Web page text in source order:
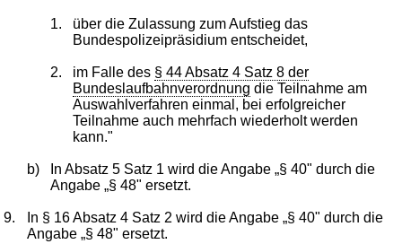
1.
über die Zulassung zum Aufstieg das
Bundespolizeipräsidium entscheidet,
2. im Falle des § 44 Absatz 4 Satz 8 der
Bundeslaufbahnverordnung die Teilnahme am
Auswahlverfahren einmal, bei erfolgreicher
Teilnahme auch mehrfach wiederholt werden
kann."
b)
In Absatz 5 Satz 1 wird die Angabe „§ 40" durch die
Angabe „§ 48" ersetzt.
9.
In § 16 Absatz 4 Satz 2 wird die Angabe „§ 40" durch die
Angabe „§ 48" ersetzt.